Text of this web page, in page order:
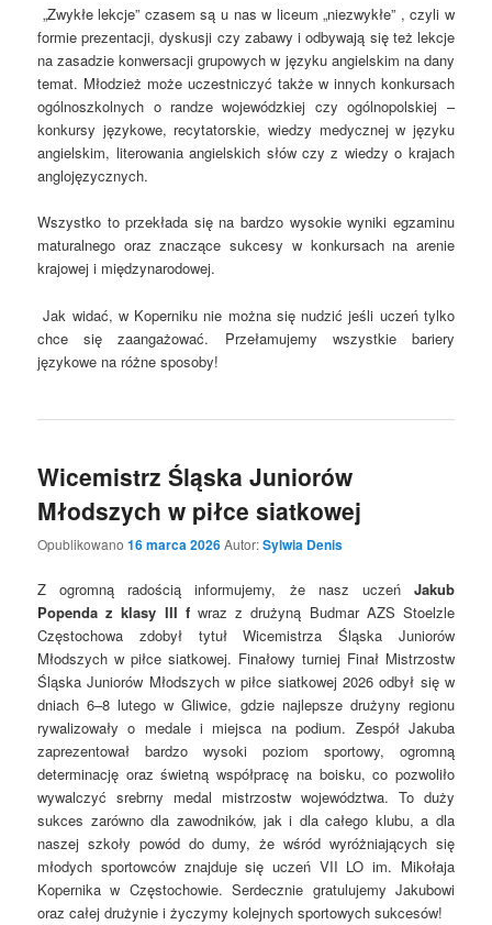
„Zwykłe lekcje” czasem są u nas w liceum „niezwykłe” , czyli w
formie prezentacji, dyskusji czy zabawy i odbywają się też lekcje
na zasadzie konwersacji grupowych w języku angielskim na dany
temat. Młodzież może uczestniczyć także w innych konkursach
ogólnoszkolnych o randze wojewódzkiej czy ogólnopolskiej –
konkursy językowe, recytatorskie, wiedzy medycznej w języku
angielskim, literowania angielskich słów czy z wiedzy o krajach
anglojęzycznych.
Wszystko to przekłada się na bardzo wysokie wyniki egzaminu
maturalnego oraz znaczące sukcesy w konkursach na arenie
krajowej i międzynarodowej.
Jak widać, w Koperniku nie można się nudzić jeśli uczeń tylko
chce się zaangażować. Przełamujemy wszystkie bariery
językowe na różne sposoby!
Wicemistrz Śląska Juniorów
Młodszych w piłce siatkowej
Opublikowano16 marca 2026Autor:Sylwia Denis
Z ogromną radością informujemy, że nasz uczeń Jakub
Popenda z klasy III fwraz z drużyną Budmar AZS Stoelzle
Częstochowa zdobył tytuł Wicemistrza Śląska Juniorów
Młodszych w piłce siatkowej. Finałowy turniej Finał Mistrzostw
Śląska Juniorów Młodszych w piłce siatkowej 2026 odbył się w
dniach 6–8 lutego w Gliwice, gdzie najlepsze drużyny regionu
rywalizowały o medale i miejsca na podium. Zespół Jakuba
zaprezentował bardzo wysoki poziom sportowy, ogromną
determinację oraz świetną współpracę na boisku, co pozwoliło
wywalczyć srebrny medal mistrzostw województwa. To duży
sukces zarówno dla zawodników, jak i dla całego klubu, a dla
naszej szkoły powód do dumy, że wśród wyróżniających się
młodych sportowców znajduje się uczeń VII LO im. Mikołaja
Kopernika w Częstochowie. Serdecznie gratulujemy Jakubowi
oraz całej drużynie i życzymy kolejnych sportowych sukcesów!